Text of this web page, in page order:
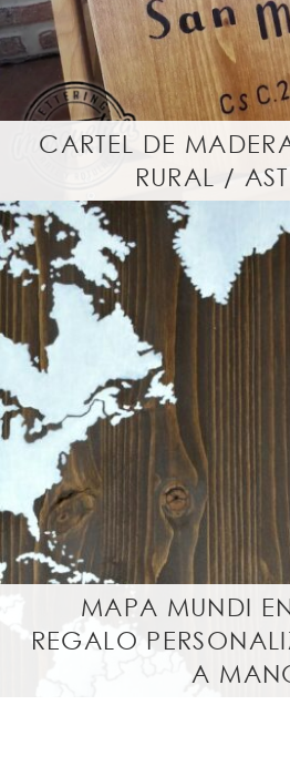
CARTEL DE
RURAL /
MAPA MUNDI
REGALO
A